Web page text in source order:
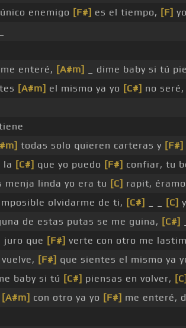
único enemigo [F#] es el tiempo, [F]
me enteré, [A#m]
_ dime baby si tú
[A#m] el mismo ya yo [C#] no seré,
todas solo quieren carteras y [F#]
la [C#] que yo puedo [F#] confiar, tu
linda yo era tu [C] rapit,
olvidarme de ti, [C#] [C]
de estas putas se me guina, [C#]
juro que [F#] verte con otro me
vuelve, [F#] que sientes el mismo ya
baby si tú [C#] piensas en volver, [C]
[A#m] con otro ya yo [F#] me enteré,